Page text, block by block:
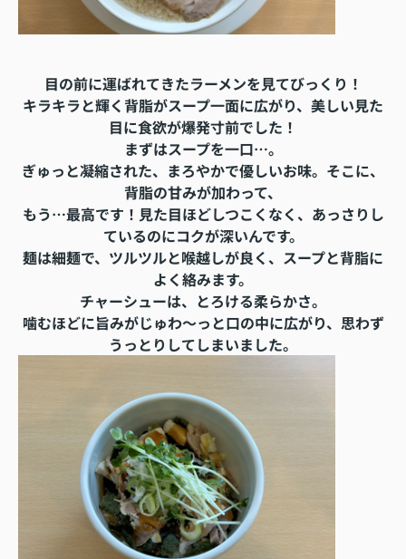
目の前に運ばれてきたラーメンを見てびっくり！
キラキラと輝く背脂がスープ一面に広がり、美しい見た
目に食欲が爆発寸前でした！
まずはスープを一口…。
ぎゅっと凝縮された、まろやかで優しいお味。そこに、
背脂の甘みが加わって、
もう…最高です！見た目ほどしつこくなく、あっさりし
ているのにコクが深いんです。
麺は細麺で、ツルツルと喉越しが良く、スープと背脂に
よく絡みます。
チャーシューは、とろける柔らかさ。
噛むほどに旨みがじゅわ～っと口の中に広がり、思わず
うっとりしてしまいました。